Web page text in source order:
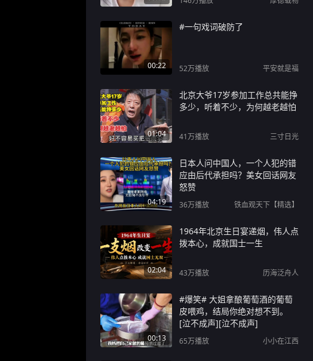
00:22
#一句戏词破防了
52万播放 平安就是福
01:04
北京大爷17岁参加工作总共能挣
多少，听着不少，为何越老越怕
41万播放 三寸日光
04:19
日本人问中国人，一个人犯的错
应由后代承担吗？美女回话网友
怒赞
36万播放 铁血观天下【精选】
02:04
1964年北京生日宴递烟，伟人点
拨本心，成就国士一生
43万播放 历海泛舟人
00:13
#爆笑# 大姐拿酿葡萄酒的葡萄
皮喂鸡，结局你绝对想不到。
[泣不成声][泣不成声]
65万播放 小小在江西